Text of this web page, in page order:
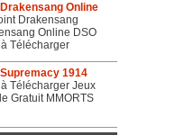
Online
Drakensang
Online DSO
Télécharger
1914
Télécharger Jeux
Gratuit MMORTS